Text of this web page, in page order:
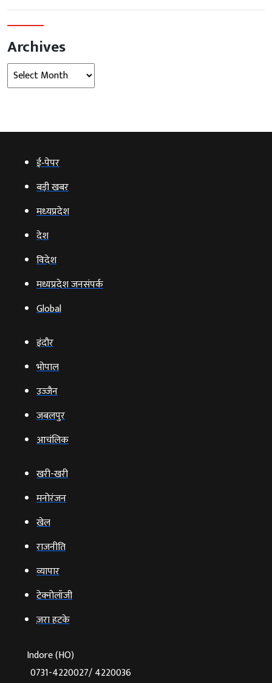
Archives
Archives
ई‑पेपर
बड़ी खबर
मध्‍यप्रदेश
देश
विदेश
मध्यप्रदेश जनसंपर्क
Global
इंदौर
भोपाल
उज्‍जैन
जबलपुर
आचंलिक
खरी-खरी
मनोरंजन
खेल
राजनीति
व्‍यापार
टेक्‍नोलॉजी
ज़रा हटके
Indore (HO)
0731-4220027/ 4220036